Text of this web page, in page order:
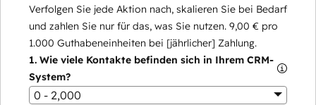
Verfolgen Sie jede Aktion nach, skalieren Sie bei Bedarf
und zahlen Sie nur für das, was Sie nutzen. 9,00 € pro
1.000 Guthabeneinheiten bei [jährlicher] Zahlung.
1. Wie viele Kontakte befinden sich in Ihrem CRM-
System?
0 - 2,000